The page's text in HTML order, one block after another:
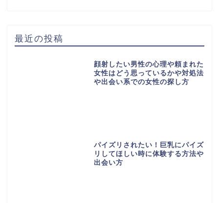
最近の投稿
顔射したい男性の心理や頼まれた
女性はどう思っているかや対処法
や出会い系での女性の探し方
パイズリされたい！巨乳にパイズ
リしてほしい時に体験する方法や
出会い方